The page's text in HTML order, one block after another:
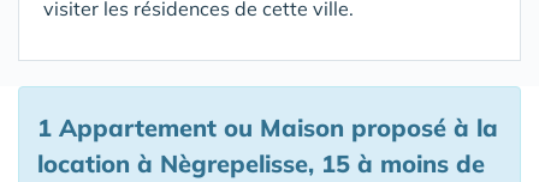
visiter les résidences de cette ville.
1 Appartement ou Maison proposé à la
location à Nègrepelisse, 15 à moins de